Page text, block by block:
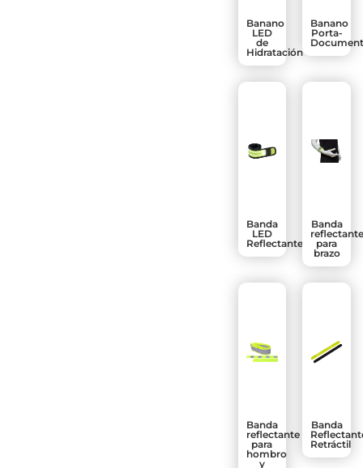
Banano
LED
de
Hidratación
Banano
Porta-
Banda
LED
Reflectante
Banda
para
brazo
Banda
reflectante
para
hombro
y
Banda
Retráctil